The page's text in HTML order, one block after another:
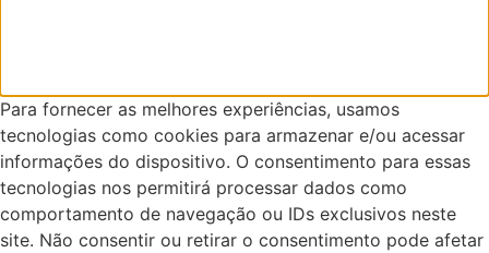
Para fornecer as melhores experiências, usamos
tecnologias como cookies para armazenar e/ou acessar
informações do dispositivo. O consentimento para essas
tecnologias nos permitirá processar dados como
comportamento de navegação ou IDs exclusivos neste
site. Não consentir ou retirar o consentimento pode afetar